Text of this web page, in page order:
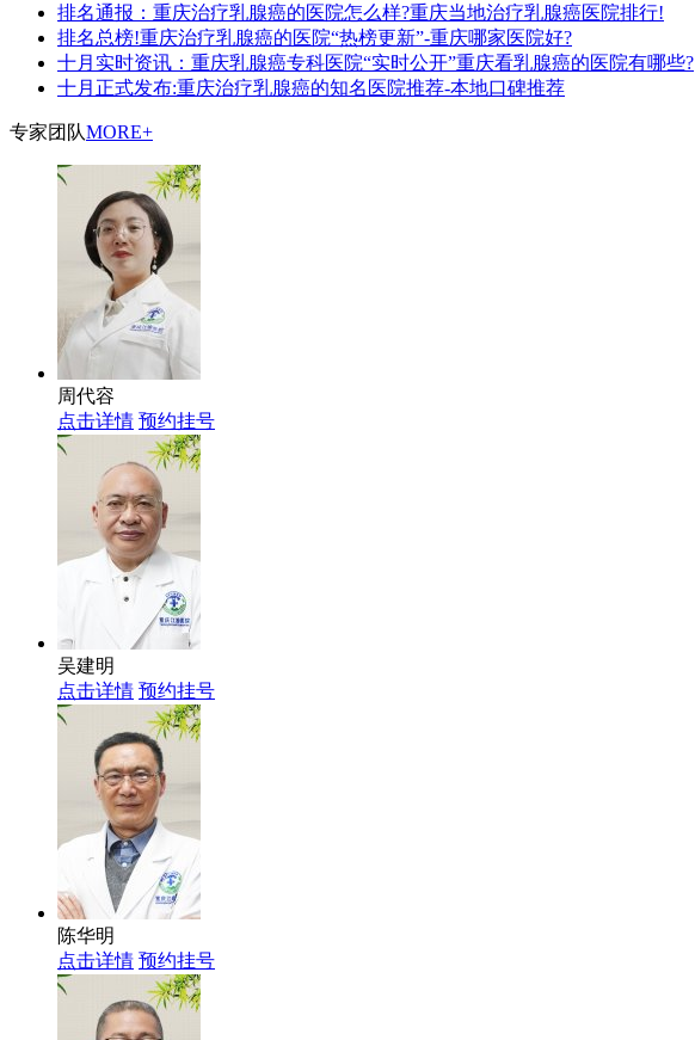
排名通报：重庆治疗乳腺癌的医院怎么样?重庆当地治疗乳腺癌医院排行!
排名总榜!重庆治疗乳腺癌的医院“热榜更新”-重庆哪家医院好?
十月实时资讯：重庆乳腺癌专科医院“实时公开”重庆看乳腺癌的医院有哪些?
十月正式发布:重庆治疗乳腺癌的知名医院推荐-本地口碑推荐
专家团队MORE+
周代容
点击详情 预约挂号
吴建明
点击详情 预约挂号
陈华明
点击详情 预约挂号